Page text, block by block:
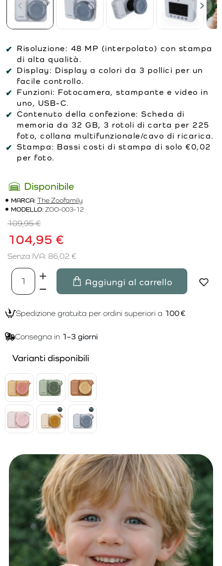
Risoluzione: 48 MP (interpolato) con stampa
di alta qualità.
Display: Display a colori da 3 pollici per un
facile controllo.
Funzioni: Fotocamera, stampante e video in
uno, USB-C.
Contenuto della confezione: Scheda di
memoria da 32 GB, 3 rotoli di carta per 225
foto, collana multifunzionale/cavo di ricarica.
Stampa: Bassi costi di stampa di solo €0,02
per foto.
Disponibile
MARCA:The Zoofamily
MODELLO:ZOO-003-12
104,95 €
109,95 €
Senza IVA: 86,02 €
Aggiungi al carrello
Spedizione gratuita per ordini superiori a 100 €
Consegna in 1–3 giorni
Varianti disponibili